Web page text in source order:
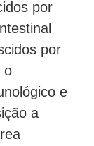
por
por
o
e
a